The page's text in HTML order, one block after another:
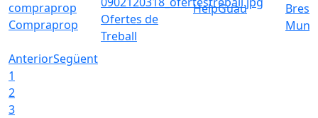
Compraprop
Ofertes de
Treball
HelpGuau
AnteriorSegüent
1
2
3